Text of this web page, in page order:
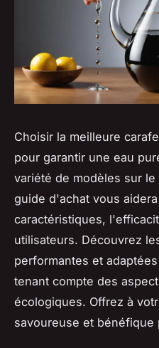
Choisir la meilleure
pour garantir une eau
variété de modèles sur
guide d'achat vous
caractéristiques,
utilisateurs. Découvrez
performantes et
tenant compte des
écologiques. Offrez à
savoureuse et bénéfique